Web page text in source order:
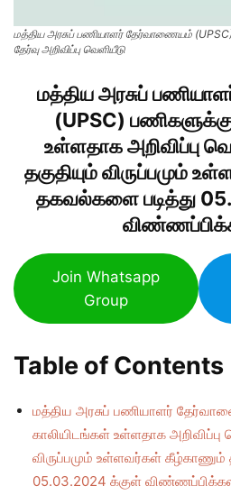
மத்திய அரசுப் பணியாளர் தேர்வாணையம்
தேர்வு அறிவிப்பு வெளியீடு
மத்திய அரசுப்
(UPSC)
உள்ளதாக அறிவிப்பு
தகுதியும் விருப்பமும்
தகவல்களை படித்து
Join Whatsapp
Group
Table of Contents
மத்திய அரசுப் பணியாளர்
காலியிடங்கள் உள்ளதாக அறிவிப்பு
விருப்பமும் உள்ளவர்கள் கீழ்காணும்
05.03.2024 க்குள்